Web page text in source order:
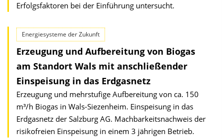
Erfolgsfaktoren bei der Einführung untersucht.
Energiesysteme der Zukunft
Erzeugung und Aufbereitung von Biogas
am Standort Wals mit anschließender
Einspeisung in das Erdgasnetz
Erzeugung und mehrstufige Aufbereitung von ca. 150
m³/h Biogas in Wals-Siezenheim. Einspeisung in das
Erdgasnetz der Salzburg AG. Machbarkeitsnachweis der
risikofreien Einspeisung in einem 3 jährigen Betrieb.